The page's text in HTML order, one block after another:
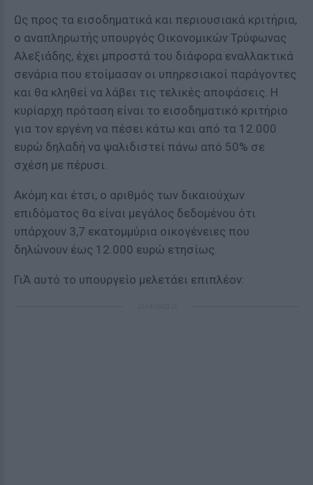
Ως προς τα εισοδηματικά και περιουσιακά κριτήρια,
ο αναπληρωτής υπουργός Οικονομικών Τρύφωνας
Αλεξιάδης, έχει μπροστά του διάφορα εναλλακτικά
σενάρια που ετοίμασαν οι υπηρεσιακοί παράγοντες
και θα κληθεί να λάβει τις τελικές αποφάσεις. Η
κυρίαρχη πρόταση είναι το εισοδηματικό κριτήριο
για τον εργένη να πέσει κάτω και από τα 12.000
ευρώ δηλαδή να ψαλιδιστεί πάνω από 50% σε
σχέση με πέρυσι.
Ακόμη και έτσι, ο αριθμός των δικαιούχων
επιδόματος θα είναι μεγάλος δεδομένου ότι
υπάρχουν 3,7 εκατομμύρια οικογένειες που
δηλώνουν έως 12.000 ευρώ ετησίως.
ΓιΆ αυτό το υπουργείο μελετάει επιπλέον: